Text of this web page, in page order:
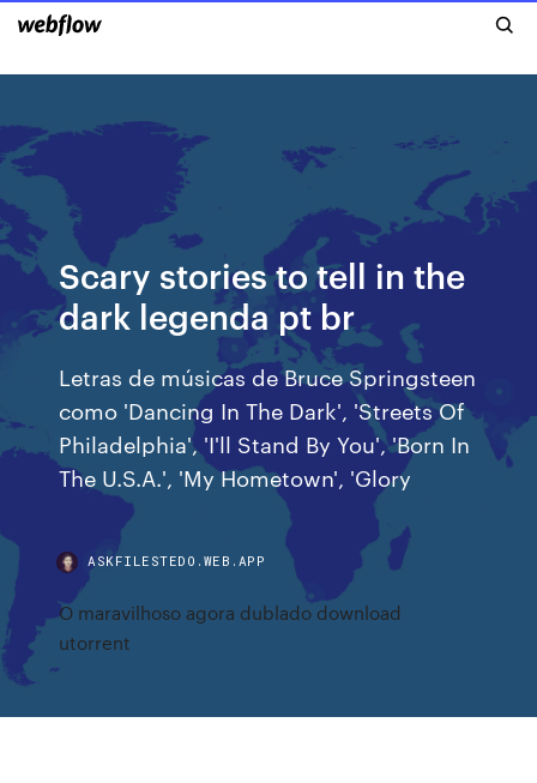
Scary stories to tell in the
dark legenda pt br
Letras de músicas de Bruce Springsteen
como 'Dancing In The Dark', 'Streets Of
Philadelphia', 'I'll Stand By You', 'Born In
The U.S.A.', 'My Hometown', 'Glory
ASKFILESTEDO.WEB.APP
O maravilhoso agora dublado download
utorrent